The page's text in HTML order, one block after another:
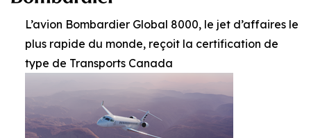
L’avion Bombardier Global 8000, le jet d’affaires le
plus rapide du monde, reçoit la certification de
type de Transports Canada